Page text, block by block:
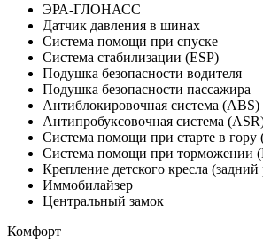
ЭРА-ГЛОНАСС
Датчик давления в шинах
Система помощи при спуске
Система стабилизации (ESP)
Подушка безопасности водителя
Подушка безопасности пассажира
Антиблокировочная система (ABS)
Антипробуксовочная система
Система помощи при старте в гору
Система помощи при торможении
Крепление детского кресла
Иммобилайзер
Центральный замок
Комфорт